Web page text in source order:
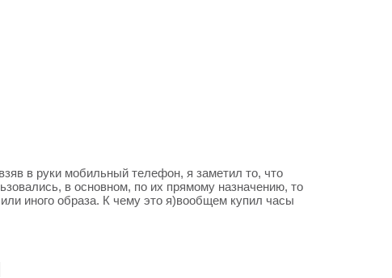
в руки мобильный телефон, я заметил то, что
в основном, по их прямому назначению, то
иного образа. К чему это я)вообщем купил часы